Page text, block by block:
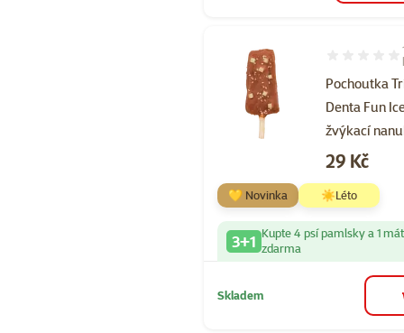
Pochoutka
Denta Fun
žvýkací
Hodnocení
Cena
29 Kč
💛 Novinka ☀️Léto
3+1 Kupte 4 psí pamlsky a 1
zdarma
Skladem